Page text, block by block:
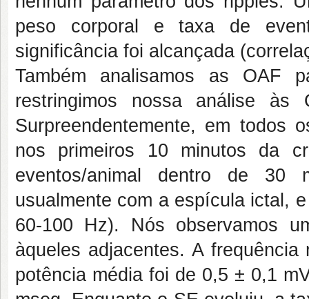
peso corporal e taxa de
significância foi alcançada
Também analisamos as OAF
restringimos nossa análise
Surpreendentemente, em todos
nos primeiros 10 minutos da
eventos/animal dentro de 30
usualmente com a espícula ictal,
60-100 Hz). Nós observamos
àqueles adjacentes. A
potência média foi de 0,5 ± 0,1